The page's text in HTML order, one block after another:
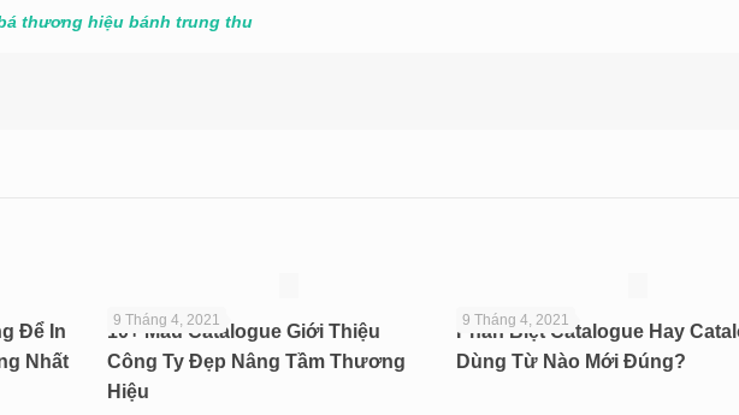
thương hiệu bánh trung thu
Để In
Nhất
9 Tháng 4, 2021
10+ Mẫu Catalogue Giới Thiệu
Công Ty Đẹp Nâng Tầm Thương
Hiệu
9 Tháng 4, 2021
Phân Biệt Catalogue Hay
Dùng Từ Nào Mới Đúng?